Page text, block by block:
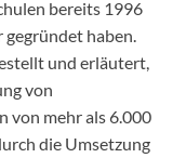
bereits 1996
haben.
und erläutert,
von
von mehr als 6.000
die Umsetzung